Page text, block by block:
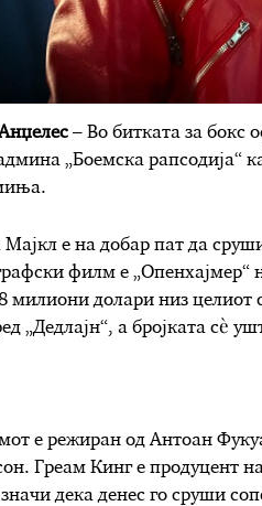
– Во битката за бокс
„Боемска рапсодија“
Мајкл е на добар пат да
филм е „Опенхајмер“
милиони долари низ целиот
„Дедлајн“, а бројката сè
е режиран од Антоан
Греам Кинг е продуцент
дека денес го сруши